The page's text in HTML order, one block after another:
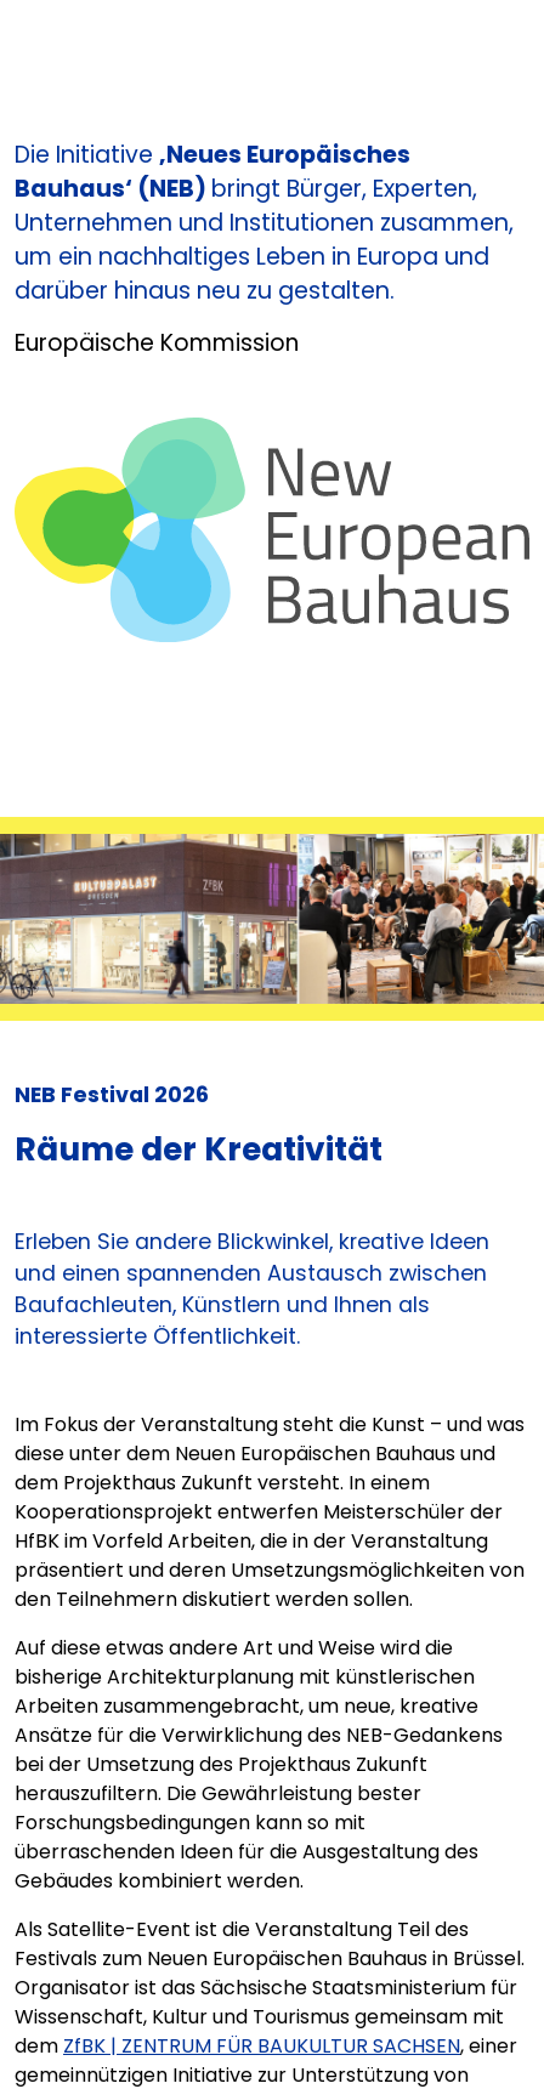
Die Initiative ‚Neues Europäisches
Bauhaus‘ (NEB) bringt Bürger, Experten,
Unternehmen und Institutionen zusammen,
um ein nachhaltiges Leben in Europa und
darüber hinaus neu zu gestalten.
Europäische Kommission
NEB Festival 2026
Räume der Kreativität
Erleben Sie andere Blickwinkel, kreative Ideen
und einen spannenden Austausch zwischen
Baufachleuten, Künstlern und Ihnen als
interessierte Öffentlichkeit.
Im Fokus der Veranstaltung steht die Kunst – und was
diese unter dem Neuen Europäischen Bauhaus und
dem Projekthaus Zukunft versteht. In einem
Kooperationsprojekt entwerfen Meisterschüler der
HfBK im Vorfeld Arbeiten, die in der Veranstaltung
präsentiert und deren Umsetzungsmöglichkeiten von
den Teilnehmern diskutiert werden sollen.
Auf diese etwas andere Art und Weise wird die
bisherige Architekturplanung mit künstlerischen
Arbeiten zusammengebracht, um neue, kreative
Ansätze für die Verwirklichung des NEB-Gedankens
bei der Umsetzung des Projekthaus Zukunft
herauszufiltern. Die Gewährleistung bester
Forschungsbedingungen kann so mit
überraschenden Ideen für die Ausgestaltung des
Gebäudes kombiniert werden.
Als Satellite-Event ist die Veranstaltung Teil des
Festivals zum Neuen Europäischen Bauhaus in Brüssel.
Organisator ist das Sächsische Staatsministerium für
Wissenschaft, Kultur und Tourismus gemeinsam mit
dem ZfBK | ZENTRUM FÜR BAUKULTUR SACHSEN, einer
gemeinnützigen Initiative zur Unterstützung von